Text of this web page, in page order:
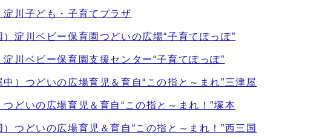
淀川子ども・子育てプラザ
）淀川ベビー保育園つどいの広場“子育てぽっぽ”
淀川ベビー保育園支援センター“子育てぽっぽ”
中）つどいの広場育児＆育自“この指と～まれ”三津屋
つどいの広場育児＆育自“この指と～まれ！”塚本
）つどいの広場育児＆育自“この指と～まれ！”西三国